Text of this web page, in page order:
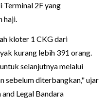
Terminal 2F yang
haji.
kloter 1 CKG dari
kurang lebih 391 orang.
selanjutnya melalui
sebelum diterbangkan," ujar
Legal Bandara